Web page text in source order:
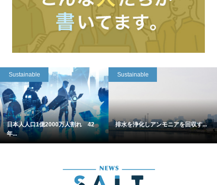
Sustainable
日本人人口1億2000万人割れ 42
年...
Sustainable
排水を浄化しアンモニアを回収す...